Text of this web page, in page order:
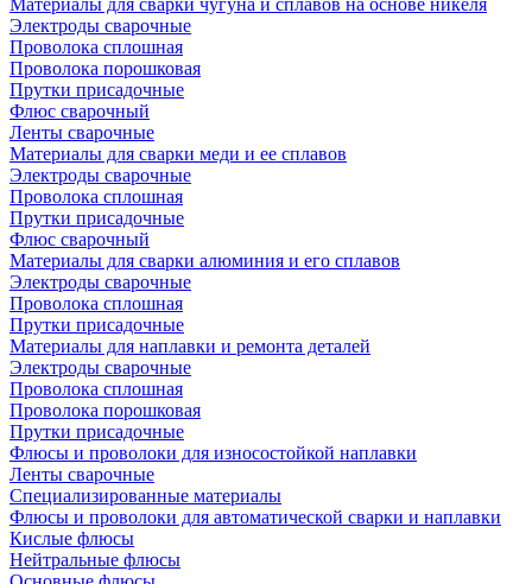
Материалы для сварки чугуна и сплавов на основе никеля
Электроды сварочные
Проволока сплошная
Проволока порошковая
Прутки присадочные
Флюс сварочный
Ленты сварочные
Материалы для сварки меди и ее сплавов
Электроды сварочные
Проволока сплошная
Прутки присадочные
Флюс сварочный
Материалы для сварки алюминия и его сплавов
Электроды сварочные
Проволока сплошная
Прутки присадочные
Материалы для наплавки и ремонта деталей
Электроды сварочные
Проволока сплошная
Проволока порошковая
Прутки присадочные
Флюсы и проволоки для износостойкой наплавки
Ленты сварочные
Специализированные материалы
Флюсы и проволоки для автоматической сварки и наплавки
Кислые флюсы
Нейтральные флюсы